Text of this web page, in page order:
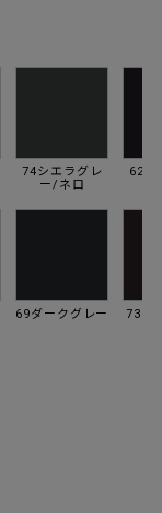
74シエラグレ
ー/ネロ
69ダークグレー
62ダ
73ネ